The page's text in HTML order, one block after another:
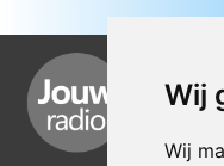
Wij
Wij